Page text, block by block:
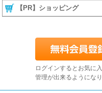
【PR】ショッピング
ログインするとお気に
管理が出来るようにな